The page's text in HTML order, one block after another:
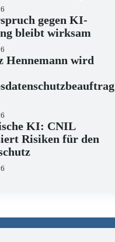
gegen KI-
bleibt wirksam
Hennemann wird
KI: CNIL
Risiken für den